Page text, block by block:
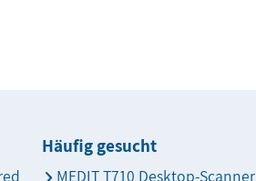
Häufig gesucht
MEDIT T710 Desktop-Scanner